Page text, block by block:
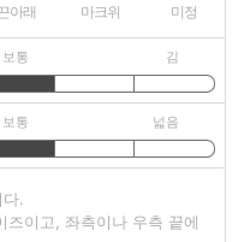
아래 마크위 미정
보통 김
보통 넓음
.
이고, 좌측이나 우측 끝에